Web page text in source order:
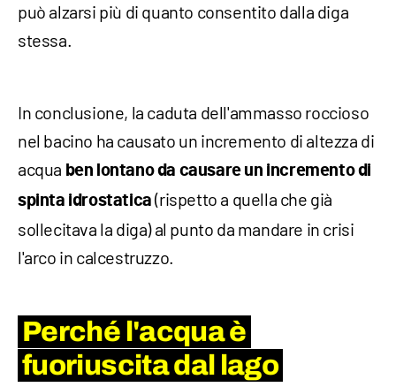
può alzarsi più di quanto consentito dalla diga
stessa.
In conclusione, la caduta dell'ammasso roccioso
nel bacino ha causato un incremento di altezza di
acqua ben lontano da causare un incremento di
spinta idrostatica (rispetto a quella che già
sollecitava la diga) al punto da mandare in crisi
l'arco in calcestruzzo.
Perché l'acqua è
fuoriuscita dal lago